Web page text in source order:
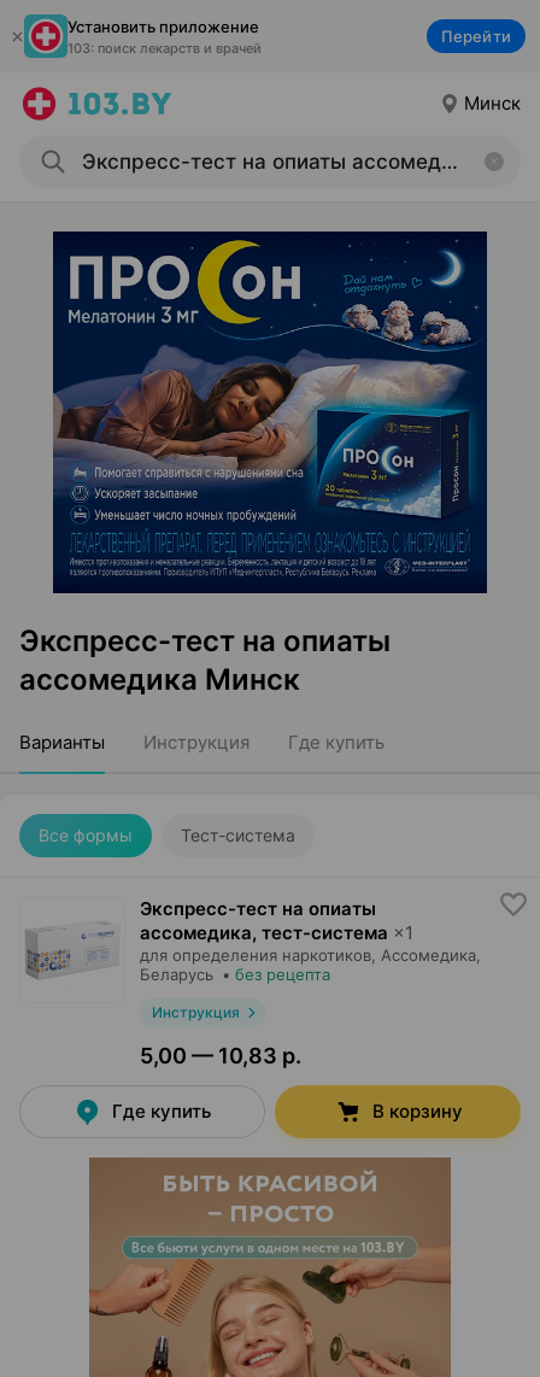
Установить приложение
103: поиск лекарств и врачей
Перейти
Минск
Экспресс-тест на опиаты
ассомедика Минск
Варианты Инструкция Где купить
Все формы Тест-система
Экспресс-тест на опиаты
ассомедика, тест-система ×1
для определения наркотиков, Ассомедика
Беларусь • без рецепта
Инструкция
5,00 — 10,83 р.
Где купить В корзину